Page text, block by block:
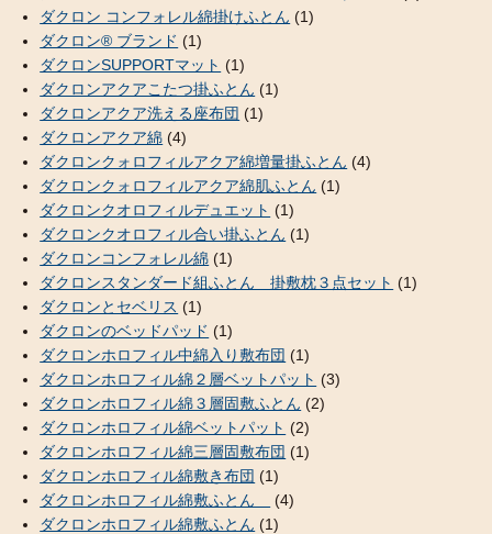
ダクロン コンフォレル綿掛けふとん (1)
ダクロン® ブランド (1)
ダクロンSUPPORTマット (1)
ダクロンアクアこたつ掛ふとん (1)
ダクロンアクア洗える座布団 (1)
ダクロンアクア綿 (4)
ダクロンクォロフィルアクア綿増量掛ふとん (4)
ダクロンクォロフィルアクア綿肌ふとん (1)
ダクロンクオロフィルデュエット (1)
ダクロンクオロフィル合い掛ふとん (1)
ダクロンコンフォレル綿 (1)
ダクロンスタンダード組ふとん 掛敷枕３点セット (1)
ダクロンとセベリス (1)
ダクロンのベッドパッド (1)
ダクロンホロフィル中綿入り敷布団 (1)
ダクロンホロフィル綿２層ベットパット (3)
ダクロンホロフィル綿３層固敷ふとん (2)
ダクロンホロフィル綿ベットパット (2)
ダクロンホロフィル綿三層固敷布団 (1)
ダクロンホロフィル綿敷き布団 (1)
ダクロンホロフィル綿敷ふとん
(4)
ダクロンホロフィル綿敷ふとん (1)